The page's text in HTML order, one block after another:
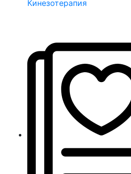
Кинезотерапия